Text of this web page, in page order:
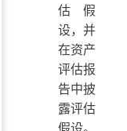
估假
设，并
在资产
评估报
告中披
露评估